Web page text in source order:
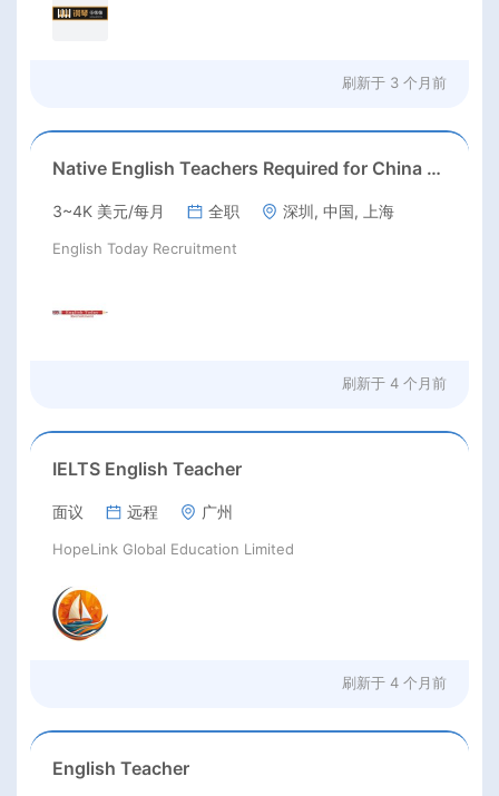
刷新于 3 个月前
Native English Teachers Required for China 2026
3~4K 美元/每月 全职 深圳, 中国, 上海
English Today Recruitment
刷新于 4 个月前
IELTS English Teacher
面议 远程 广州
HopeLink Global Education Limited
刷新于 4 个月前
English Teacher